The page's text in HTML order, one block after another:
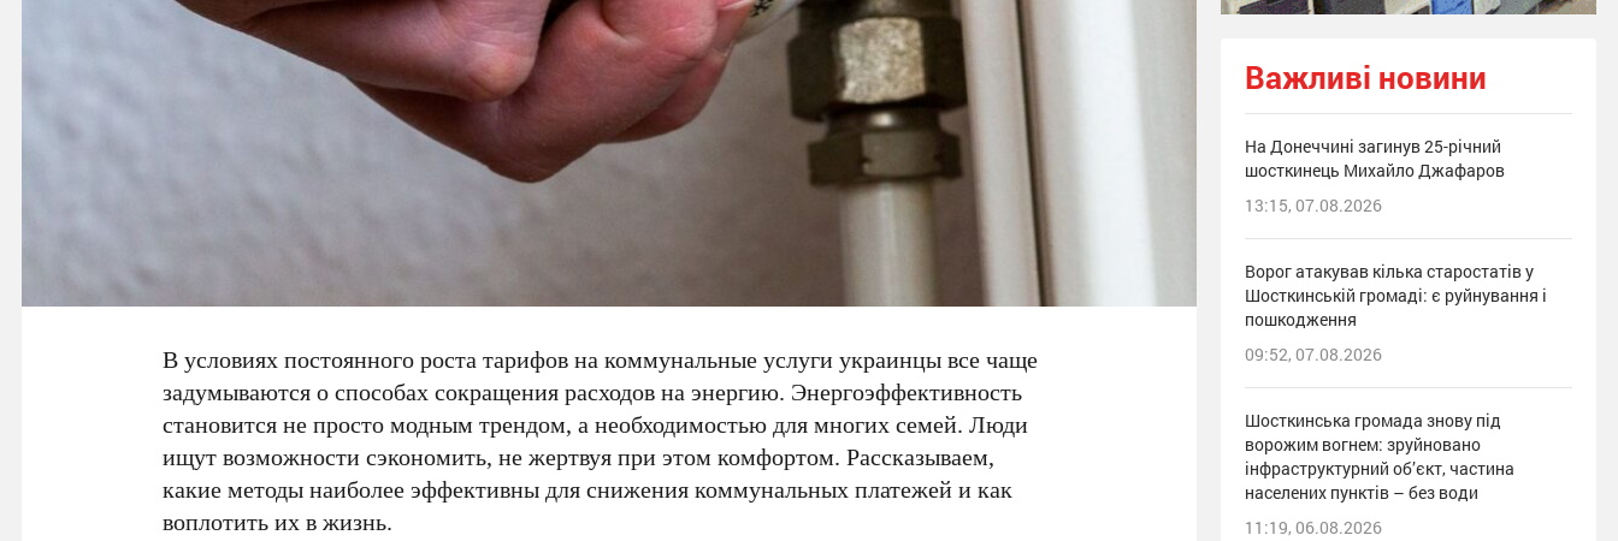
В условиях постоянного роста тарифов на коммунальные услуги украинцы все чаще
задумываются о способах сокращения расходов на энергию. Энергоэффективность
становится не просто модным трендом, а необходимостью для многих семей. Люди
ищут возможности сэкономить, не жертвуя при этом комфортом. Рассказываем,
какие методы наиболее эффективны для снижения коммунальных платежей и как
воплотить их в жизнь.
Важливі новини
На Донеччині загинув 25-річний
шосткинець Михайло Джафаров
13:15, 07.08.2026
Ворог атакував кілька старостатів у
Шосткинській громаді: є руйнування і
пошкодження
09:52, 07.08.2026
Шосткинська громада знову під
ворожим вогнем: зруйновано
інфраструктурний об’єкт, частина
населених пунктів – без води
11:19, 06.08.2026